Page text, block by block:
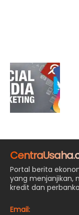
Portal berita
yang menjanjikan,
kredit dan
Email: